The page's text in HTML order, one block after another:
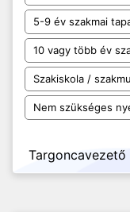
5-9 év szakmai
10 vagy több év
Szakiskola /
Nem szükséges
Targoncavezető